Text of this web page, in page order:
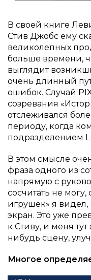
В своей книге
Стив Джобс ему
великолепных
больше времени,
выглядит
очень длинный
ошибок. Случай
созревания
отслеживался
периоду, когда
подразделением
В этом смысле
фраза одного из
напрямую с
сосчитать не
игрушек» я
экран. Это уже
к Стиву, и меня
нибудь сцену,
Многое